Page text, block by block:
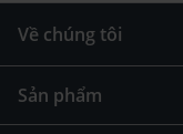
Về chúng tôi
Sản phẩm